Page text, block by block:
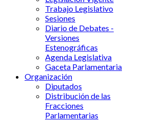
Trabajo Legislativo
Sesiones
Diario de Debates -
Versiones
Estenográficas
Agenda Legislativa
Gaceta Parlamentaria
Organización
Diputados
Distribución de las
Fracciones
Parlamentarias